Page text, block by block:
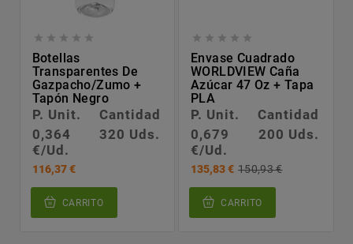
    
Botellas
Transparentes De
Gazpacho/zumo +
Tapón Negro
P. Unit.
Cantidad
0,364
€/Ud.
320 Uds.
116,37 €
CARRITO
    
Envase Cuadrado
WORLDVIEW Caña
Azúcar 47 Oz + Tapa
PLA
P. Unit.
Cantidad
0,679
€/Ud.
200 Uds.
135,83 € 150,93 €
CARRITO